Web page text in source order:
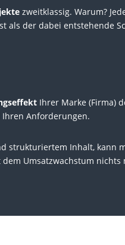
zweitklassig. Warum?
als der dabei entstehende
Ihrer Marke (Firma)
Anforderungen.
strukturiertem Inhalt, kann
Umsatzwachstum nichts